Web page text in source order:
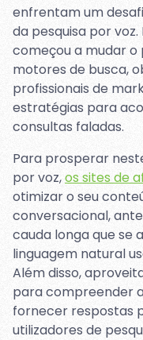
enfrentam um
da pesquisa por
começou a mudar
motores de busca,
profissionais de
estratégias para
consultas faladas.
Para prosperar
por voz,os sites de
otimizar o seu
conversacional,
cauda longa que se
linguagem natural
Além disso,
para compreender
fornecer respostas
utilizadores de